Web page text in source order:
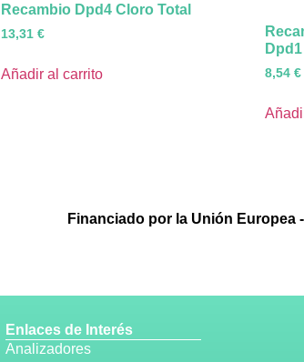
Recambio Dpd4 Cloro Total
13,31 €
Añadir al carrito 8,54 €
Financiado por la Unión Europea
Enlaces de Interés
Analizadores